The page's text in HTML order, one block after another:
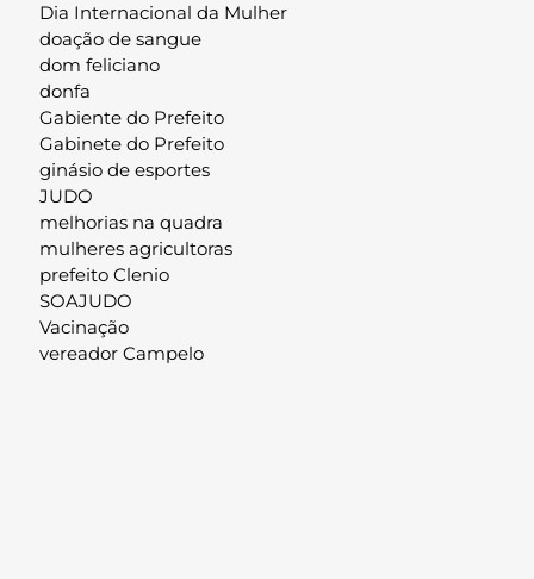
Dia Internacional da Mulher
doação de sangue
dom feliciano
donfa
Gabiente do Prefeito
Gabinete do Prefeito
ginásio de esportes
JUDO
melhorias na quadra
mulheres agricultoras
prefeito Clenio
SOAJUDO
Vacinação
vereador Campelo